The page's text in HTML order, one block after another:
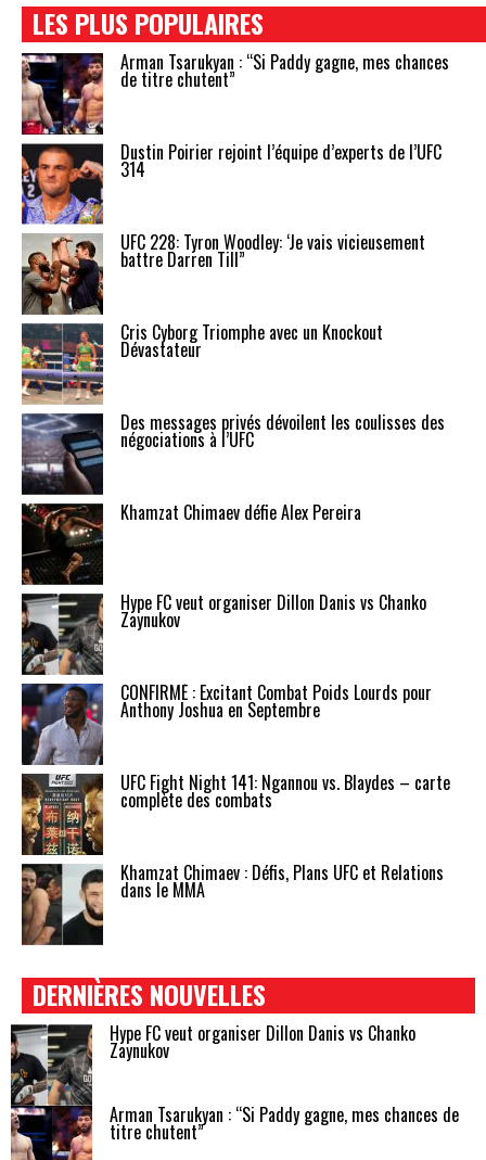
LES PLUS POPULAIRES
Arman Tsarukyan : “Si Paddy gagne, mes chances
de titre chutent”
Dustin Poirier rejoint l’équipe d’experts de l’UFC
314
UFC 228: Tyron Woodley: ‘Je vais vicieusement
battre Darren Till”
Cris Cyborg Triomphe avec un Knockout
Dévastateur
Des messages privés dévoilent les coulisses des
négociations à l’UFC
Khamzat Chimaev défie Alex Pereira
Hype FC veut organiser Dillon Danis vs Chanko
Zaynukov
CONFIRMÉ : Excitant Combat Poids Lourds pour
Anthony Joshua en Septembre
UFC Fight Night 141: Ngannou vs. Blaydes – carte
complète des combats
Khamzat Chimaev : Défis, Plans UFC et Relations
dans le MMA
DERNIÈRES NOUVELLES
Hype FC veut organiser Dillon Danis vs Chanko
Zaynukov
Arman Tsarukyan : “Si Paddy gagne, mes chances de
titre chutent”